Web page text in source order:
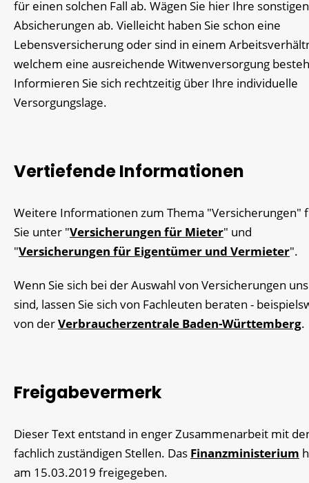
für einen solchen Fall ab. Wägen Sie hier Ihre sonstigen
Absicherungen ab. Vielleicht haben Sie schon eine
Lebensversicherung oder sind in einem
welchem eine ausreichende Witwenversorgung
Informieren Sie sich rechtzeitig über Ihre individuelle
Versorgungslage.
Vertiefende Informationen
Weitere Informationen zum Thema "Versicherungen"
Sie unter "Versicherungen für Mieter" und
"Versicherungen für Eigentümer und Vermieter".
Wenn Sie sich bei der Auswahl von Versicherungen
sind, lassen Sie sich von Fachleuten beraten -
von derVerbraucherzentrale Baden-Württemberg.
Freigabevermerk
Dieser Text entstand in enger Zusammenarbeit mit
fachlich zuständigen Stellen. Das Finanzministerium
am 15.03.2019 freigegeben.